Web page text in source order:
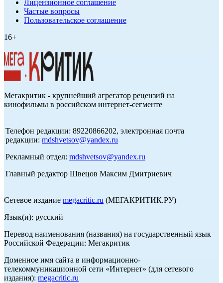
Лицензионное соглашение
Частые вопросы
Пользовательское соглашение
16+
Мегакритик - крупнейший агрегатор рецензий на
кинофильмы в российском интернет-сегменте
Телефон редакции: 89220866202, электронная почта
редакции: mdshvetsov@yandex.ru
Рекламный отдел: mdshvetsov@yandex.ru
Главный редактор Швецов Максим Дмитриевич
Сетевое издание megacritic.ru (МЕГАКРИТИК.РУ)
Язык(и): русский
Перевод наименования (названия) на государственный язык
Российской Федерации: Мегакритик
Доменное имя сайта в информационно-
телекоммуникационной сети «Интернет» (для сетевого
издания): megacritic.ru